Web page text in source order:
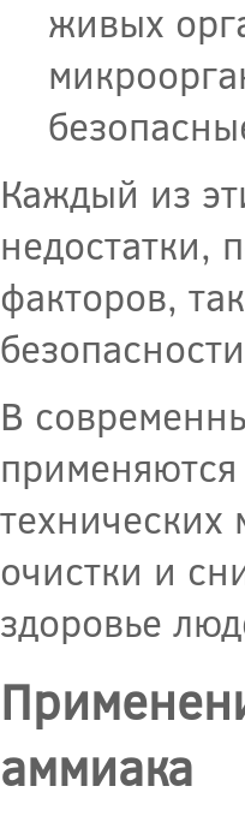
живых
Каждый из
недостатки,
факторов,
В
технических
очистки и
здоровье
аммиака